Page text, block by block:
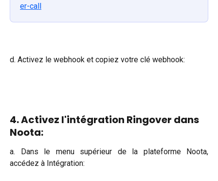
er-call
d. Activez le webhook et copiez votre clé webhook:
4. Activez l'intégration Ringover dans
Noota:
a. Dans le menu supérieur de la plateforme Noota,
accédez à Intégration: